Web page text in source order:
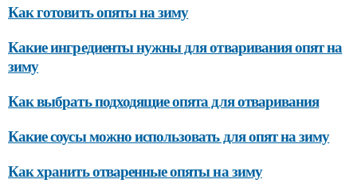
Как готовить опяты на зиму
Какие ингредиенты нужны для отваривания опят на
зиму
Как выбрать подходящие опята для отваривания
Какие соусы можно использовать для опят на зиму
Как хранить отваренные опяты на зиму